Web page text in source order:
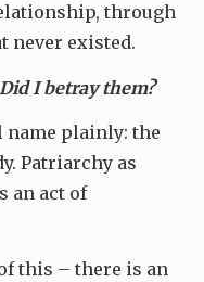
through
never existed.
I betray them?
name plainly: the
Patriarchy as
an act of
this – there is an